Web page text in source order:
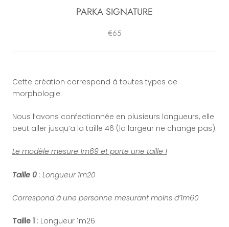
PARKA SIGNATURE
€65
Cette création correspond à toutes types de
morphologie.
Nous l’avons confectionnée en plusieurs longueurs, elle
peut aller jusqu’a la taille 46 (la largeur ne change pas).
Le modèle mesure 1m69 et porte une taille 1
Taille 0 : Longueur 1m20
Correspond à une personne mesurant moins d’1m60
Taille 1 : Longueur 1m26